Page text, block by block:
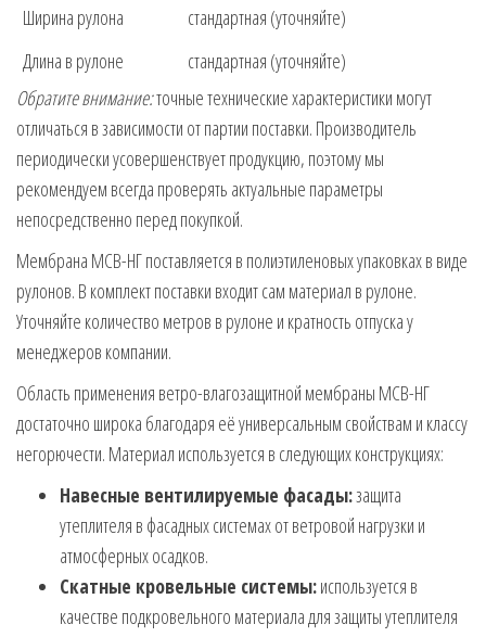
Ширина рулона
стандартная (уточняйте)
Длина в рулоне
стандартная (уточняйте)
Обратите внимание:точные технические характеристики могут
отличаться в зависимости от партии поставки. Производитель
периодически усовершенствует продукцию, поэтому мы
рекомендуем всегда проверять актуальные параметры
непосредственно перед покупкой.
Мембрана МСВ-НГ поставляется в полиэтиленовых упаковках в виде
рулонов. В комплект поставки входит сам материал в рулоне.
Уточняйте количество метров в рулоне и кратность отпуска у
менеджеров компании.
Область применения ветро-влагозащитной мембраны МСВ-НГ
достаточно широка благодаря её универсальным свойствам и классу
негорючести. Материал используется в следующих конструкциях:
Навесные вентилируемые фасады:защита
утеплителя в фасадных системах от ветровой нагрузки и
атмосферных осадков.
Скатные кровельные системы:используется в
качестве подкровельного материала для защиты утеплителя